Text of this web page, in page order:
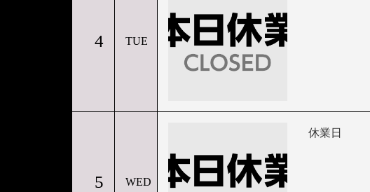
4 TUE
5 WED
休業日